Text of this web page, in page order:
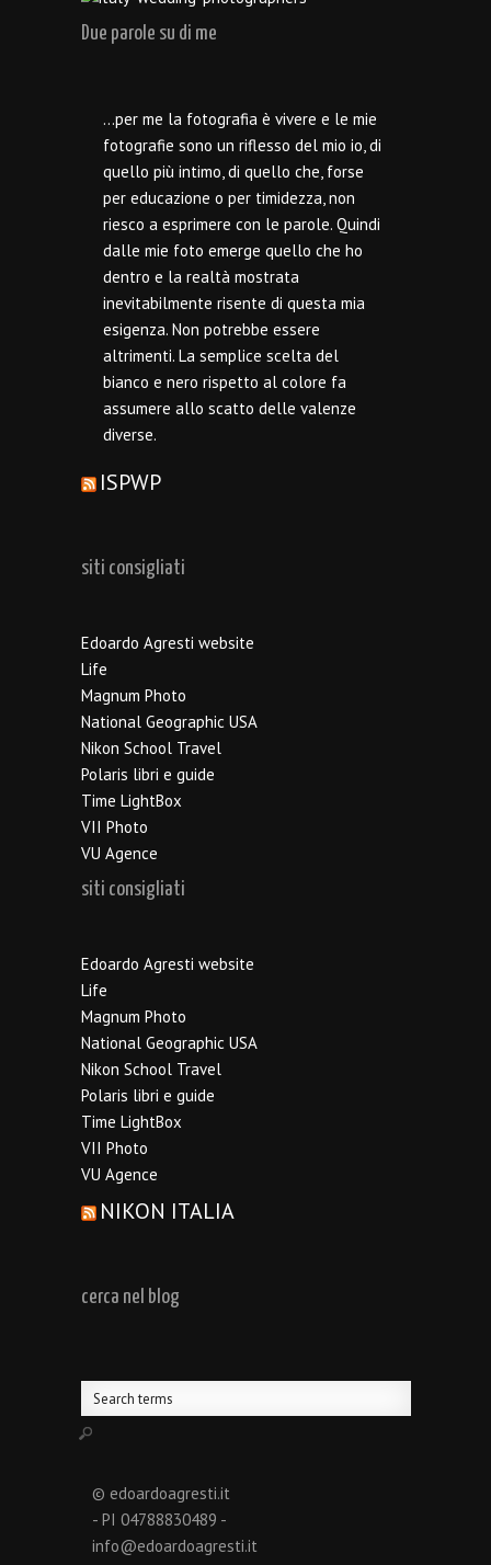
Due parole su di me
…per me la fotografia è vivere e le mie
fotografie sono un riflesso del mio io, di
quello più intimo, di quello che, forse
per educazione o per timidezza, non
riesco a esprimere con le parole. Quindi
dalle mie foto emerge quello che ho
dentro e la realtà mostrata
inevitabilmente risente di questa mia
esigenza. Non potrebbe essere
altrimenti. La semplice scelta del
bianco e nero rispetto al colore fa
assumere allo scatto delle valenze
diverse.
ISPWP
siti consigliati
Edoardo Agresti website
Life
Magnum Photo
National Geographic USA
Nikon School Travel
Polaris libri e guide
Time LightBox
VII Photo
VU Agence
siti consigliati
Edoardo Agresti website
Life
Magnum Photo
National Geographic USA
Nikon School Travel
Polaris libri e guide
Time LightBox
VII Photo
VU Agence
NIKON ITALIA
cerca nel blog
© edoardoagresti.it
- PI 04788830489 -
info@edoardoagresti.it